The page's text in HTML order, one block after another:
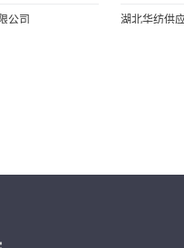
公司 湖北华纺供